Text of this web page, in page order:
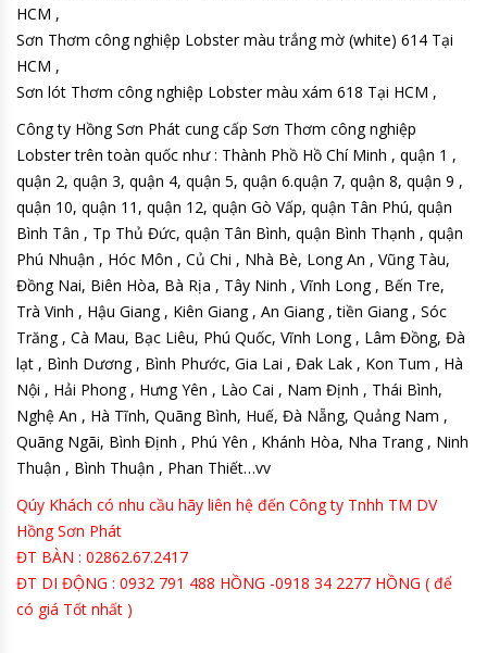
HCM ,
Sơn Thơm công nghiệp Lobster màu trắng mờ (white) 614 Tại
HCM ,
Sơn lót Thơm công nghiệp Lobster màu xám 618 Tại HCM ,
Công ty Hồng Sơn Phát cung cấp Sơn Thơm công nghiệp
Lobster trên toàn quốc như : Thành Phồ Hồ Chí Minh , quận 1 ,
quận 2, quận 3, quận 4, quận 5, quận 6.quận 7, quận 8, quận 9 ,
quận 10, quận 11, quận 12, quận Gò Vấp, quận Tân Phú, quận
Bình Tân , Tp Thủ Đức, quận Tân Bình, quận Bình Thạnh , quận
Phú Nhuận , Hóc Môn , Củ Chi , Nhà Bè, Long An , Vũng Tàu,
Đồng Nai, Biên Hòa, Bà Rịa , Tây Ninh , Vĩnh Long , Bến Tre,
Trà Vinh , Hậu Giang , Kiên Giang , An Giang , tiền Giang , Sóc
Trăng , Cà Mau, Bạc Liêu, Phú Quốc, Vĩnh Long , Lâm Đồng, Đà
lạt , Bình Dương , Bình Phước, Gia Lai , Đak Lak , Kon Tum , Hà
Nội , Hải Phong , Hưng Yên , Lào Cai , Nam Định , Thái Bình,
Nghệ An , Hà Tĩnh, Quãng Bình, Huế, Đà Nẵng, Quảng Nam ,
Quãng Ngãi, Bình Định , Phú Yên , Khánh Hòa, Nha Trang , Ninh
Thuận , Bình Thuận , Phan Thiết…vv
Qúy Khách có nhu cầu hãy liên hệ đến Công ty Tnhh TM DV
Hồng Sơn Phát
ĐT BÀN : 02862.67.2417
ĐT DI ĐỘNG : 0932 791 488 HỒNG -0918 34 2277 HỒNG ( để
có giá Tốt nhất )